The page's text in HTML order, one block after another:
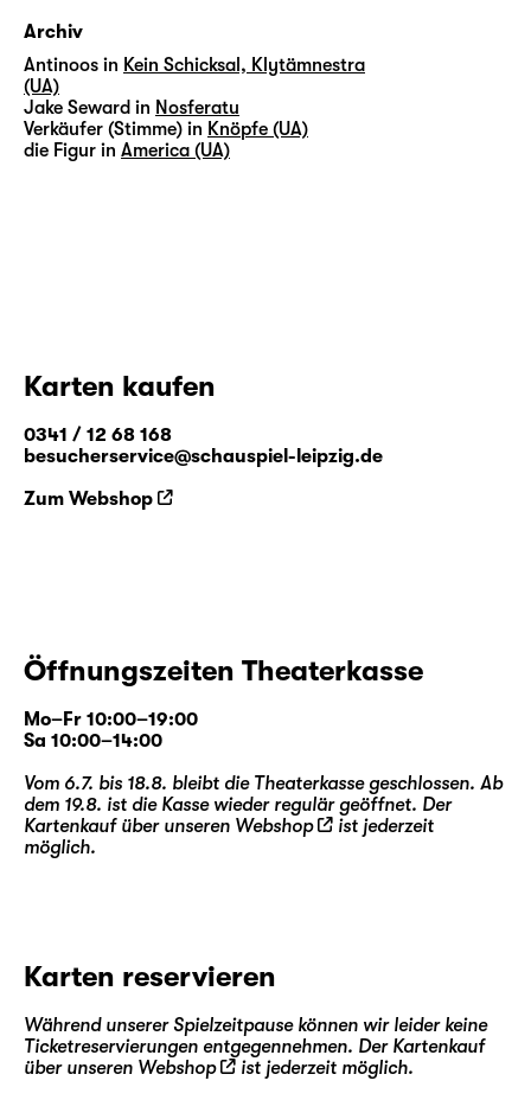
Archiv
Antinoos in Kein Schicksal, Klytämnestra
(UA)
Jake Seward in Nosferatu
Verkäufer (Stimme) in Knöpfe (UA)
die Figur in America (UA)
Karten kaufen
0341 / 12 68 168
besucherservice@schauspiel-leipzig.de
Zum Webshop
Öffnungszeiten Theaterkasse
Mo–Fr 10:00–19:00
Sa 10:00–14:00
Vom 6.7. bis 18.8. bleibt die Theaterkasse geschlossen. Ab
dem 19.8. ist die Kasse wieder regulär geöffnet. Der
Kartenkauf über unseren Webshop
ist jederzeit
möglich.
Karten reservieren
Während unserer Spielzeitpause können wir leider keine
Ticketreservierungen entgegennehmen. Der Kartenkauf
über unseren Webshop ist jederzeit möglich.